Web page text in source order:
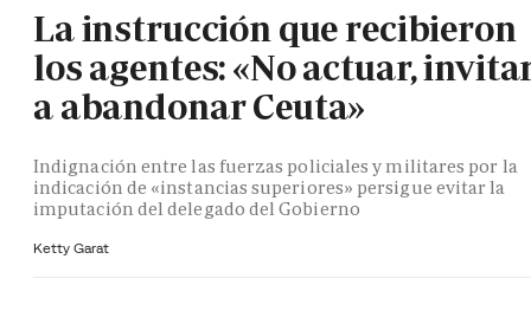
La instrucción que recibieron
los agentes: «No actuar,
a abandonar Ceuta»
Indignación entre las fuerzas policiales y militares por la
indicación de «instancias superiores» persigue evitar la
imputación del delegado del Gobierno
Ketty Garat